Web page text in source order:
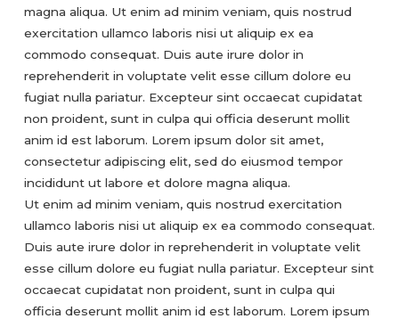
magna aliqua. Ut enim ad minim veniam, quis nostrud
exercitation ullamco laboris nisi ut aliquip ex ea
commodo consequat. Duis aute irure dolor in
reprehenderit in voluptate velit esse cillum dolore eu
fugiat nulla pariatur. Excepteur sint occaecat cupidatat
non proident, sunt in culpa qui officia deserunt mollit
anim id est laborum. Lorem ipsum dolor sit amet,
consectetur adipiscing elit, sed do eiusmod tempor
incididunt ut labore et dolore magna aliqua.
Ut enim ad minim veniam, quis nostrud exercitation
ullamco laboris nisi ut aliquip ex ea commodo consequat.
Duis aute irure dolor in reprehenderit in voluptate velit
esse cillum dolore eu fugiat nulla pariatur. Excepteur sint
occaecat cupidatat non proident, sunt in culpa qui
officia deserunt mollit anim id est laborum. Lorem ipsum